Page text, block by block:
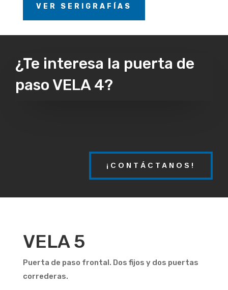
VER SERIGRAFÍAS
¿Te interesa la puerta de
paso VELA 4?
¡CONTÁCTANOS!
VELA 5
Puerta de paso frontal. Dos fijos y dos puertas
correderas.